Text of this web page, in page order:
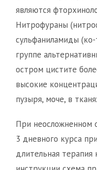
являются
Нитрофураны
сульфаниламиды
группе
остром цистите
высокие
пузыря, моче, в
При неосложненном
3 дневного курса
длительная